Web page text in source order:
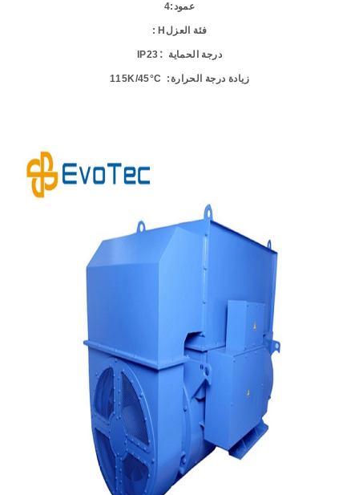
عمود:
4
فئة العزل H :
درجة الحماية ：
IP23
زيادة درجة الحرارة:
15K/45°C